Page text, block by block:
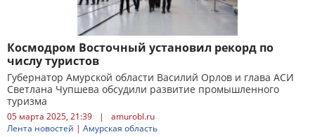
Космодром Восточный установил рекорд по
числу туристов
Губернатор Амурской области Василий Орлов и глава АСИ
Светлана Чупшева обсудили развитие промышленного
туризма
05 марта 2025, 21:39 |
amurobl.ru
Лента новостей | Амурская область